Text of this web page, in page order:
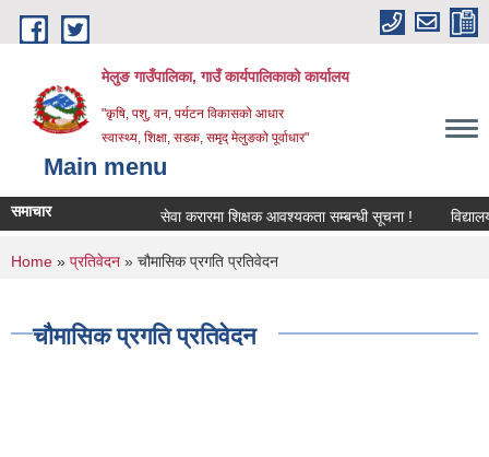
Skip to main content
मेलुङ गाउँपालिका, गाउँ कार्यपालिकाको कार्यालय
"कृषि, पशु, वन, पर्यटन विकासको आधार
स्वास्थ्य, शिक्षा, सडक, समृद् मेलुङको पूर्वाधार"
Main menu
समाचार सेवा करारमा शिक्षक आवश्‍यकता सम्बन्धी सूचना !
You are here
Home » प्रतिवेदन » चौमासिक प्रगति प्रतिवेदन
चौमासिक प्रगति प्रतिवेदन